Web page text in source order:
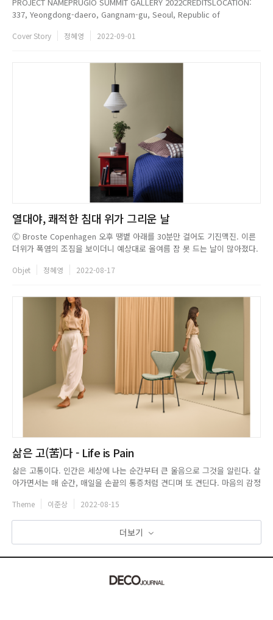
337, Yeongdong-daero, Gangnam-gu, Seoul, Republic of
hwan, Shin Jong hyeon)CONSTRUCTION...
Cover Story 정혜영 2022-09-01
열대야, 쾌적한 침대 위가 그리운 날
Ⓒ Broste Copenhagen 오후 땡볕 아래를 30분만 걸어도 기진맥진. 이른
더위가 폭염의 조짐을 보이더니 예상대로 올여름 잠 못 드는 날이 많아졌다.
시부터 다음 날 오전 9시까지 25℃ 이상의 최저기온을 기록한 밤을 말한다.
Objet 정혜영 2022-08-17
삶은 고(苦)다 - Life is Pain
삶은 고통이다. 인간은 세상에 나는 순간부터 큰 울음으로 그것을 알린다. 살
아가면서는 매 순간, 매일을 손끝의 통증처럼 견디며 또 견딘다. 마음의 감정
쌓여 고통의 두께를 굳게 만들면 자초한 내 마음의 고통도 두꺼워진다. 그렇
다고 삶이 고통만을 안겨주는 건 아니다. 고통과 고통 사이의 ...
Theme 이준상 2022-08-15
더보기